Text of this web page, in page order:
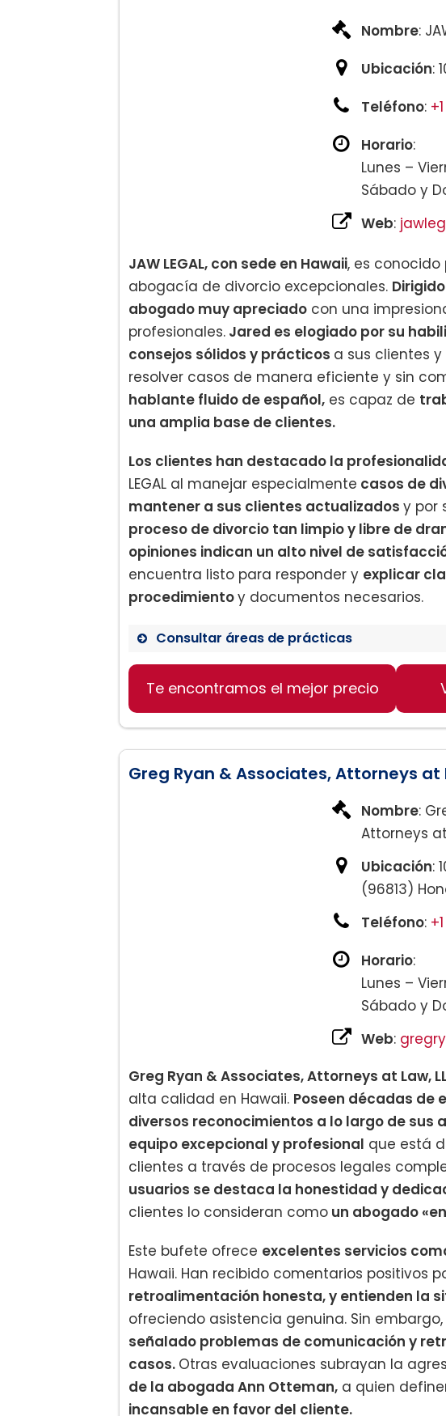
Nombre:
Ubicación:
Teléfono:
Horario:
Lunes –
Sábado y
Web:
JAW LEGAL, con sede en Hawaii, es conocido
abogacía de divorcio excepcionales.
abogado muy apreciado con una
profesionales. Jared es elogiado por su
consejos sólidos y prácticos a sus clientes
resolver casos de manera eficiente y sin
hablante fluido de español, es capaz de
una amplia base de clientes.
Los clientes han destacado la
LEGAL al manejar especialmente casos de
mantener a sus clientes actualizados y por
proceso de divorcio tan limpio y libre de
opiniones indican un alto nivel de
encuentra listo para responder y explicar
procedimientoy documentos necesarios.
Consultar áreas de prácticas
Derecho de Familia
Derecho de Custodia
Derecho de Divorcio
Te encontramos el mejor precio
Greg Ryan & Associates, Attorneys at
Nombre:
Attorneys at
Ubicación:
(96813)
Teléfono:
Horario:
Lunes –
Sábado y
Web:
Greg Ryan & Associates, Attorneys at Law,
alta calidad en Hawaii. Poseen décadas de
diversos reconocimientos a lo largo de sus
equipo excepcional y profesional que está
clientes a través de procesos legales
usuarios se destaca la honestidad y
clientes lo consideran como un abogado
Este bufete ofrece excelentes servicios
Hawaii. Han recibido comentarios positivos
retroalimentación honesta, y entienden la
ofreciendo asistencia genuina. Sin
señalado problemas de comunicación y
casos. Otras evaluaciones subrayan la
de la abogada Ann Otteman, a quien
incansable en favor del cliente.